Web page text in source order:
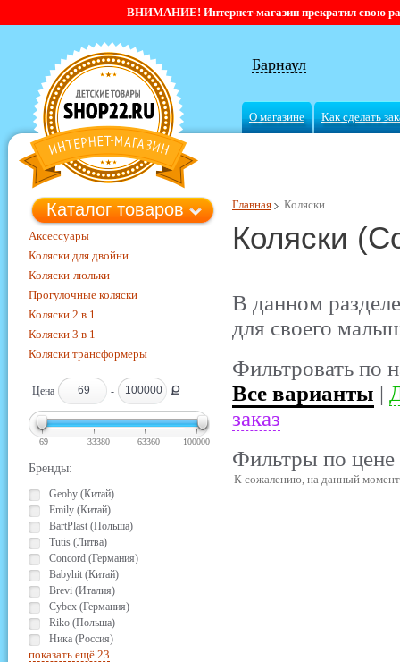
ВНИМАНИЕ! Интернет-магазин прекратил свою
Барнаул
О магазине Как сделать
Главная Коляски
Коляски
В данном
для своего
Фильтровать по
Все варианты |
заказ
Фильтры по цене
Каталог товаров
Аксессуары
Коляски для двойни
Коляски-люльки
Прогулочные коляски
Коляски 2 в 1
Коляски 3 в 1
Коляски трансформеры
Цена - Ք
69 33380 63360 100000
Бренды:
Geoby (Китай)
Emily (Китай)
BartPlast (Польша)
Tutis (Литва)
Concord (Германия)
Babyhit (Китай)
Brevi (Италия)
Cybex (Германия)
Riko (Польша)
Ника (Россия)
показать ещё 23
К сожалению, на данный момент